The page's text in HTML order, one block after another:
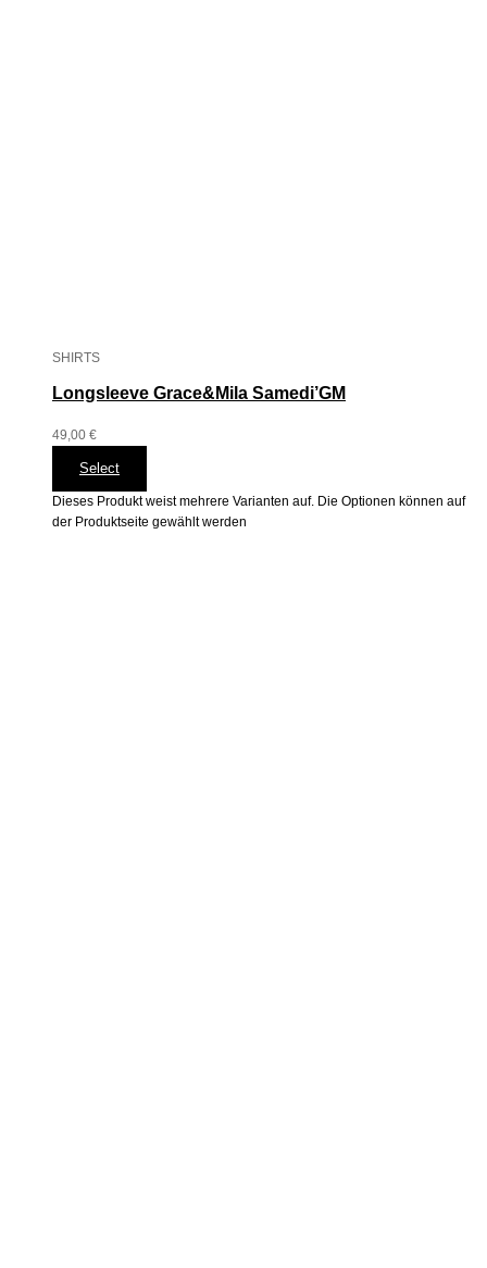
SHIRTS
Longsleeve Grace&Mila Samedi’GM
49,00 €
Select
Dieses Produkt weist mehrere Varianten auf. Die Optionen können auf
der Produktseite gewählt werden